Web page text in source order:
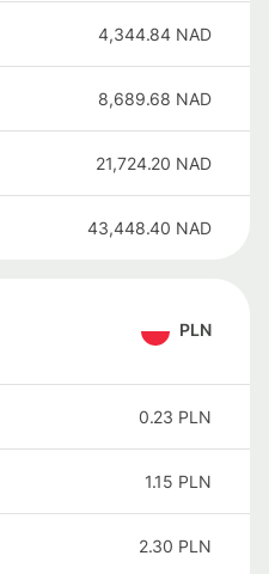
4,344.84 NAD
8,689.68 NAD
21,724.20 NAD
43,448.40 NAD
PLN
0.23 PLN
1.15 PLN
2.30 PLN